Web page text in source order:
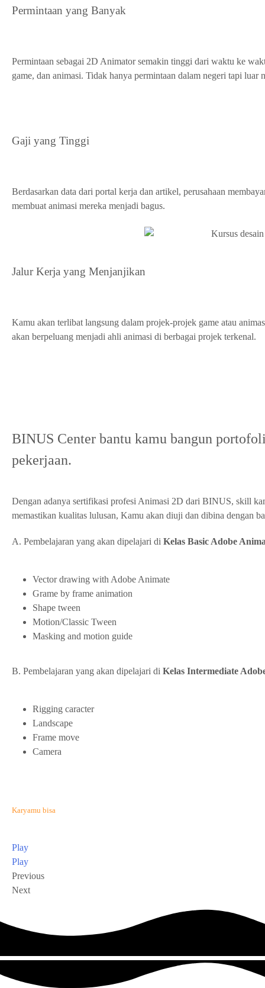
Permintaan yang Banyak
Permintaan sebagai 2D Animator semakin tinggi dari waktu ke
game, dan animasi. Tidak hanya permintaan dalam negeri tapi luar
Gaji yang Tinggi
Berdasarkan data dari portal kerja dan artikel, perusahaan
membuat animasi mereka menjadi bagus.
Jalur Kerja yang Menjanjikan
Kamu akan terlibat langsung dalam projek-projek game atau
akan berpeluang menjadi ahli animasi di berbagai projek terkenal.
BINUS Center bantu kamu bangun
pekerjaan.
Dengan adanya sertifikasi profesi Animasi 2D dari BINUS, skill
memastikan kualitas lulusan, Kamu akan diuji dan dibina dengan
A. Pembelajaran yang akan dipelajari di Kelas Basic Adobe
Vector drawing with Adobe Animate
Grame by frame animation
Shape tween
Motion/Classic Tween
Masking and motion guide
B. Pembelajaran yang akan dipelajari di Kelas Intermediate
Rigging caracter
Landscape
Frame move
Camera
Karyamu bisa
Play
Play
Previous
Next